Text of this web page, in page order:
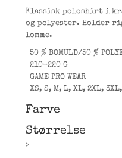
Klassisk poloshirt i
og polyester. Holder
lomme.
50 % BOMULD/50 %
210-220 G
GAME PRO WEAR
XS, S, M, L, XL, 2XL,
Farve
Størrelse
>